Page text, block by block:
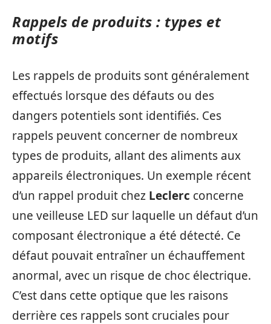
Rappels de produits : types et
motifs
Les rappels de produits sont généralement
effectués lorsque des défauts ou des
dangers potentiels sont identifiés. Ces
rappels peuvent concerner de nombreux
types de produits, allant des aliments aux
appareils électroniques. Un exemple récent
d’un rappel produit chez Leclerc concerne
une veilleuse LED sur laquelle un défaut d’un
composant électronique a été détecté. Ce
défaut pouvait entraîner un échauffement
anormal, avec un risque de choc électrique.
C’est dans cette optique que les raisons
derrière ces rappels sont cruciales pour